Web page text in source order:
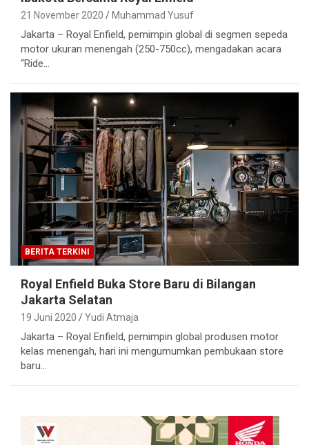
21 November 2020 Muhammad Yusuf
Jakarta – Royal Enfield, pemimpin global di segmen sepeda
motor ukuran menengah (250-750cc), mengadakan acara
“Ride…
BERITA TERKINI
Royal Enfield Buka Store Baru di Bilangan
Jakarta Selatan
19 Juni 2020 Yudi Atmaja
Jakarta – Royal Enfield, pemimpin global produsen motor
kelas menengah, hari ini mengumumkan pembukaan store
baru…